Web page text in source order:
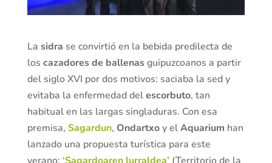
La sidra se convirtió en la bebida predilecta de
los cazadores de ballenasguipuzcoanos a partir
del siglo XVI por dos motivos: saciaba la sed y
evitaba la enfermedad delescorbuto, tan
habitual en las largas singladuras. Con esa
premisa, Sagardun, Ondartxoy elAquarium han
lanzado una propuesta turística para este